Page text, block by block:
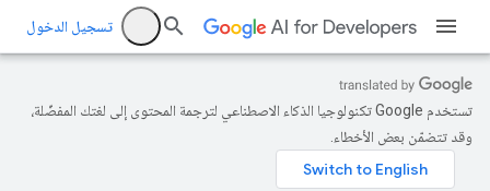
تسجيل الدخول
تستخدم Google تكنولوجيا الذكاء الاصطناعي لترجمة المحتوى إلى لغتك المفضّلة،
وقد تتضمّن بعض الأخطاء.